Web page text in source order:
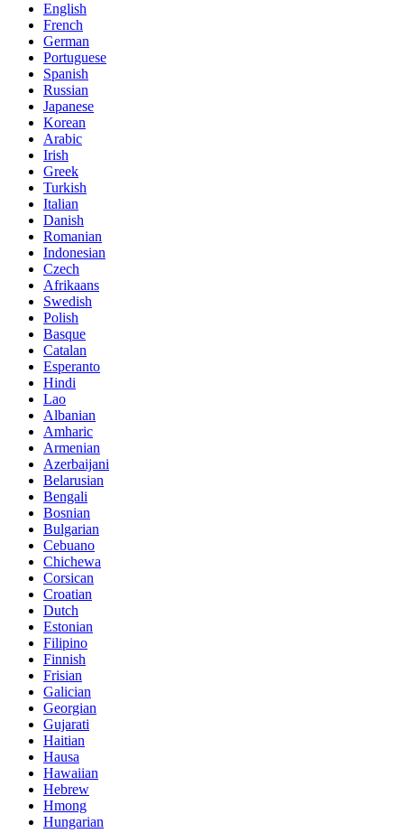
English
French
German
Portuguese
Spanish
Russian
Japanese
Korean
Arabic
Irish
Greek
Turkish
Italian
Danish
Romanian
Indonesian
Czech
Afrikaans
Swedish
Polish
Basque
Catalan
Esperanto
Hindi
Lao
Albanian
Amharic
Armenian
Azerbaijani
Belarusian
Bengali
Bosnian
Bulgarian
Cebuano
Chichewa
Corsican
Croatian
Dutch
Estonian
Filipino
Finnish
Frisian
Galician
Georgian
Gujarati
Haitian
Hausa
Hawaiian
Hebrew
Hmong
Hungarian